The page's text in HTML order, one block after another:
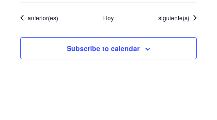
Eventos
anterior(es) Hoy Eventos
siguiente(s)
Subscribe to calendar